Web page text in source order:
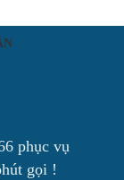
phục vụ
gọi !